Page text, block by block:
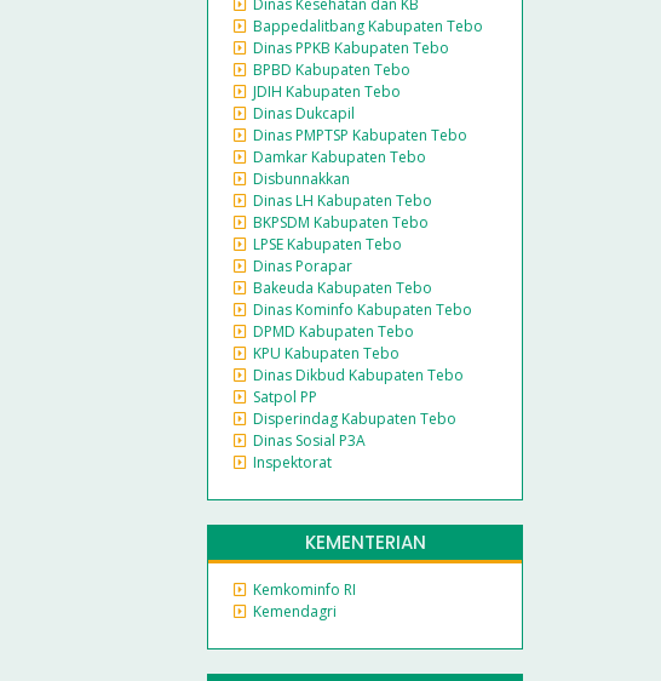
Bappedalitbang Kabupaten Tebo
Dinas PPKB Kabupaten Tebo
BPBD Kabupaten Tebo
JDIH Kabupaten Tebo
Dinas Dukcapil
Dinas PMPTSP Kabupaten Tebo
Damkar Kabupaten Tebo
Disbunnakkan
Dinas LH Kabupaten Tebo
BKPSDM Kabupaten Tebo
LPSE Kabupaten Tebo
Dinas Porapar
Bakeuda Kabupaten Tebo
Dinas Kominfo Kabupaten Tebo
DPMD Kabupaten Tebo
KPU Kabupaten Tebo
Dinas Dikbud Kabupaten Tebo
Satpol PP
Disperindag Kabupaten Tebo
Dinas Sosial P3A
Inspektorat
KEMENTERIAN
Kemkominfo RI
Kemendagri